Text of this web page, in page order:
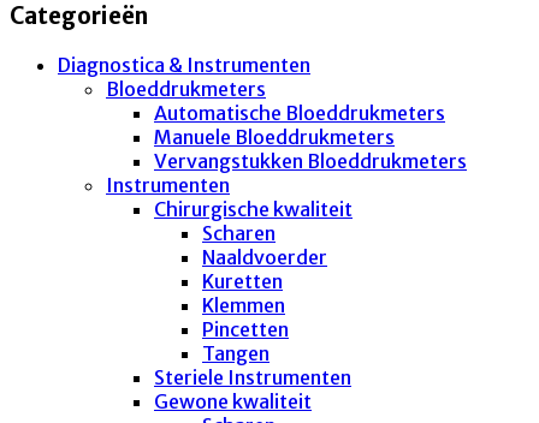
Categorieën
Diagnostica & Instrumenten
Bloeddrukmeters
Automatische Bloeddrukmeters
Manuele Bloeddrukmeters
Vervangstukken Bloeddrukmeters
Instrumenten
Chirurgische kwaliteit
Scharen
Naaldvoerder
Kuretten
Klemmen
Pincetten
Tangen
Steriele Instrumenten
Gewone kwaliteit